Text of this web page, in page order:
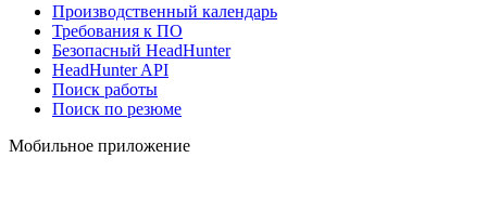
Производственный календарь
Требования к ПО
Безопасный HeadHunter
HeadHunter API
Поиск работы
Поиск по резюме
Мобильное приложение